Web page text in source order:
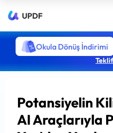
UPDF
Okula Dönüş İndirimi
Potansiyelin
AI Araçlarıyla